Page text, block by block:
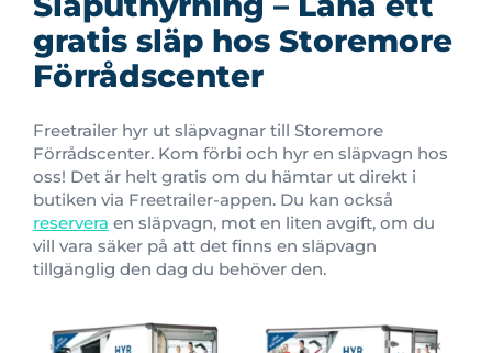
gratis släp hos Storemore
Förrådscenter
Freetrailer hyr ut släpvagnar till Storemore
Förrådscenter. Kom förbi och hyr en släpvagn hos
oss! Det är helt gratis om du hämtar ut direkt i
butiken via Freetrailer-appen. Du kan också
reservera en släpvagn, mot en liten avgift, om du
vill vara säker på att det finns en släpvagn
tillgänglig den dag du behöver den.